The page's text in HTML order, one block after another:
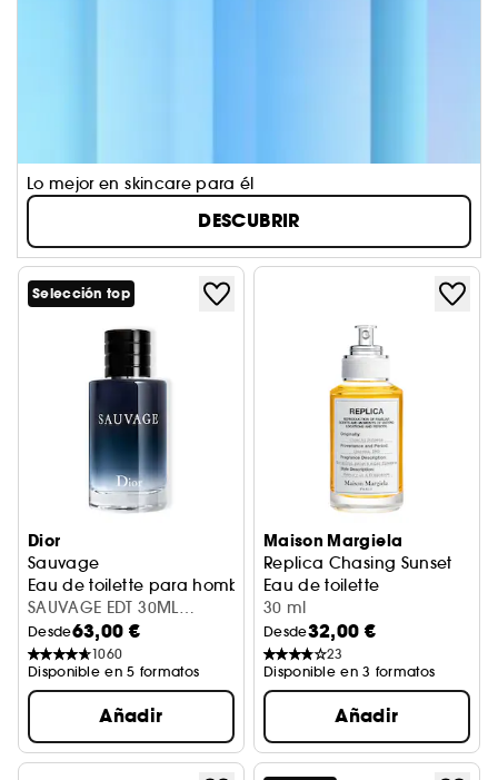
Lo mejor en skincare para él
DESCUBRIR
Selección top
Dior
Sauvage
Eau de toilette para hombre - Notas picantes,
SAUVAGE EDT 30ML
REFILLABLE
Desde63,00 €
1060
Disponible en 5 formatos
Añadir
Maison Margiela
Replica Chasing Sunset
Eau de toilette
30 ml
Desde32,00 €
23
Disponible en 3 formatos
Añadir